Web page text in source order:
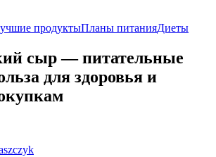
продуктыПланы питанияДиеты
сыр — питательные
для здоровья и